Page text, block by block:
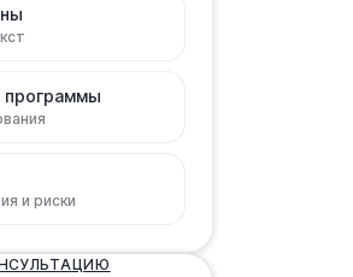
программы
и риски